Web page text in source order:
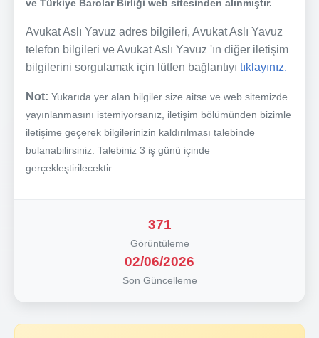
ve Türkiye Barolar Birliği web sitesinden alınmıştır.
Avukat Aslı Yavuz adres bilgileri, Avukat Aslı Yavuz
telefon bilgileri ve Avukat Aslı Yavuz 'ın diğer iletişim
bilgilerini sorgulamak için lütfen bağlantıyı tıklayınız.
Not: Yukarıda yer alan bilgiler size aitse ve web sitemizde
yayınlanmasını istemiyorsanız, iletişim bölümünden bizimle
iletişime geçerek bilgilerinizin kaldırılması talebinde
bulanabilirsiniz. Talebiniz 3 iş günü içinde
gerçekleştirilecektir.
371
Görüntüleme
02/06/2026
Son Güncelleme